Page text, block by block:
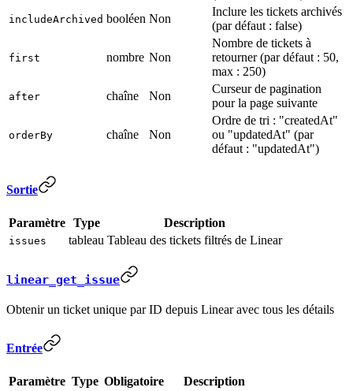
includeArchived booléen Non
Inclure les tickets archivés
(par défaut : false)
first nombre Non
Nombre de tickets à
retourner (par défaut : 50,
max : 250)
after chaîne Non
Curseur de pagination
pour la page suivante
orderBy chaîne Non
Ordre de tri : "createdAt"
ou "updatedAt" (par
défaut : "updatedAt")
Sortie
Paramètre Type Description
issues tableau Tableau des tickets filtrés de Linear
linear_get_issue
Obtenir un ticket unique par ID depuis Linear avec tous les détails
Entrée
Paramètre Type Obligatoire Description